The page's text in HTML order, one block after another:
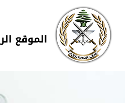
تجاوز إلى المحتوى الرئيسي
Skip to navigation